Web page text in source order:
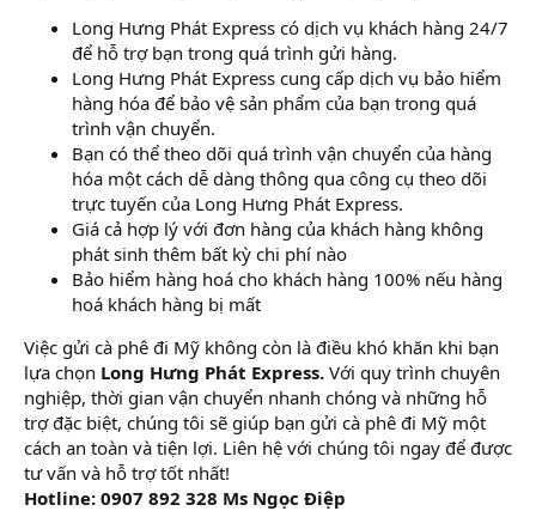
Long Hưng Phát Express có dịch vụ khách hàng 24/7
để hỗ trợ bạn trong quá trình gửi hàng.
Long Hưng Phát Express cung cấp dịch vụ bảo hiểm
hàng hóa để bảo vệ sản phẩm của bạn trong quá
trình vận chuyển.
Bạn có thể theo dõi quá trình vận chuyển của hàng
hóa một cách dễ dàng thông qua công cụ theo dõi
trực tuyến của Long Hưng Phát Express.
Giá cả hợp lý với đơn hàng của khách hàng không
phát sinh thêm bất kỳ chi phí nào
Bảo hiểm hàng hoá cho khách hàng 100% nếu hàng
hoá khách hàng bị mất
Việc gửi cà phê đi Mỹ không còn là điều khó khăn khi bạn
lựa chọn Long Hưng Phát Express. Với quy trình chuyên
nghiệp, thời gian vận chuyển nhanh chóng và những hỗ
trợ đặc biệt, chúng tôi sẽ giúp bạn gửi cà phê đi Mỹ một
cách an toàn và tiện lợi. Liên hệ với chúng tôi ngay để được
tư vấn và hỗ trợ tốt nhất!
Hotline: 0907 892 328 Ms Ngọc Điệp